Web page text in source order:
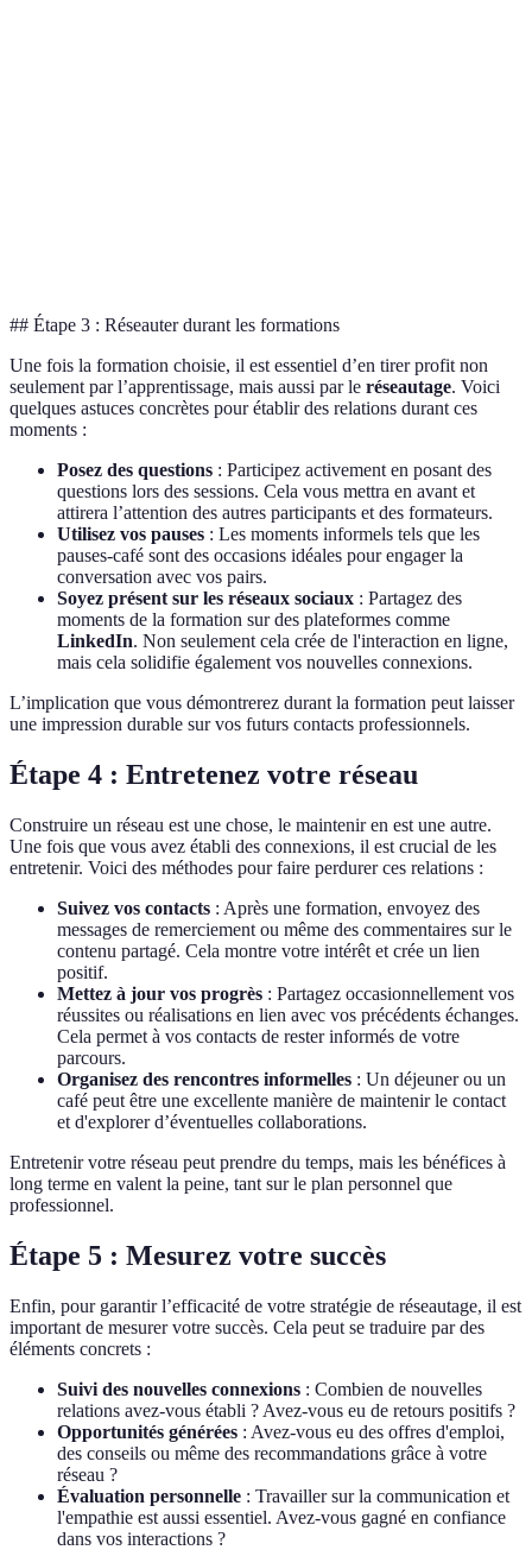
## Étape 3 : Réseauter durant les formations
Une fois la formation choisie, il est essentiel d’en tirer profit non
seulement par l’apprentissage, mais aussi par le réseautage. Voici
quelques astuces concrètes pour établir des relations durant ces
moments :
Posez des questions : Participez activement en posant des
questions lors des sessions. Cela vous mettra en avant et
attirera l’attention des autres participants et des formateurs.
Utilisez vos pauses : Les moments informels tels que les
pauses-café sont des occasions idéales pour engager la
conversation avec vos pairs.
Soyez présent sur les réseaux sociaux : Partagez des
moments de la formation sur des plateformes comme
LinkedIn. Non seulement cela crée de l'interaction en ligne,
mais cela solidifie également vos nouvelles connexions.
L’implication que vous démontrerez durant la formation peut laisser
une impression durable sur vos futurs contacts professionnels.
Étape 4 : Entretenez votre réseau
Construire un réseau est une chose, le maintenir en est une autre.
Une fois que vous avez établi des connexions, il est crucial de les
entretenir. Voici des méthodes pour faire perdurer ces relations :
Suivez vos contacts : Après une formation, envoyez des
messages de remerciement ou même des commentaires sur le
contenu partagé. Cela montre votre intérêt et crée un lien
positif.
Mettez à jour vos progrès : Partagez occasionnellement vos
réussites ou réalisations en lien avec vos précédents échanges.
Cela permet à vos contacts de rester informés de votre
parcours.
Organisez des rencontres informelles : Un déjeuner ou un
café peut être une excellente manière de maintenir le contact
et d'explorer d’éventuelles collaborations.
Entretenir votre réseau peut prendre du temps, mais les bénéfices à
long terme en valent la peine, tant sur le plan personnel que
professionnel.
Étape 5 : Mesurez votre succès
Enfin, pour garantir l’efficacité de votre stratégie de réseautage, il est
important de mesurer votre succès. Cela peut se traduire par des
éléments concrets :
Suivi des nouvelles connexions : Combien de nouvelles
relations avez-vous établi ? Avez-vous eu de retours positifs ?
Opportunités générées : Avez-vous eu des offres d'emploi,
des conseils ou même des recommandations grâce à votre
réseau ?
Évaluation personnelle : Travailler sur la communication et
l'empathie est aussi essentiel. Avez-vous gagné en confiance
dans vos interactions ?